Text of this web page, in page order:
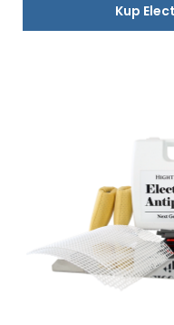
Kup